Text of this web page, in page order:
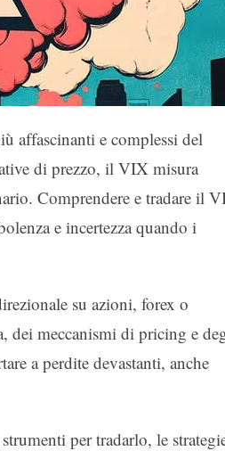
affascinanti e complessi del
di prezzo, il VIX misura
Comprendere e tradare il
e incertezza quando i
su azioni, forex o
dei meccanismi di pricing e
a perdite devastanti, anche
per tradarlo, le